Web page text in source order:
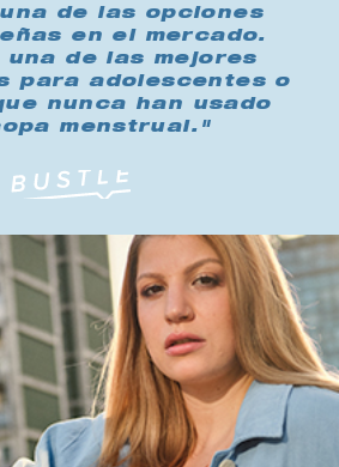
de las opciones
en el mercado.
una de las mejores
para adolescentes o
nunca han usado
menstrual."